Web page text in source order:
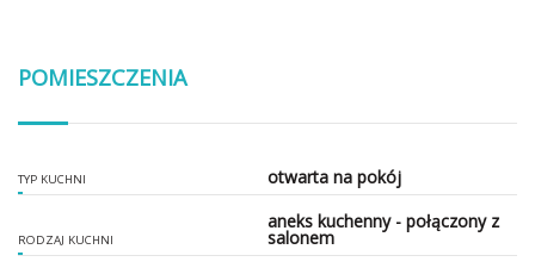
POMIESZCZENIA
TYP KUCHNI otwarta na pokój
RODZAJ KUCHNI
aneks kuchenny - połączony z
salonem